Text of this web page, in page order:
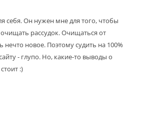
себя. Он нужен мне для того, чтобы
рассудок. Очищаться от
нечто новое. Поэтому судить на 100%
- глупо. Но, какие-то выводы о
:)